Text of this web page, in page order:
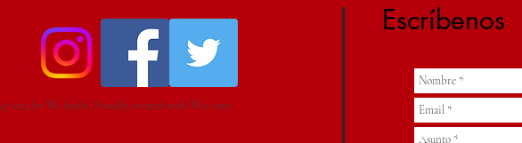
© 2023 by We Smile. Proudly created withWix.com
Escríbenos